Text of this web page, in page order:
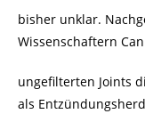
bisher unklar.
Wissenschaftern
ungefilterten Joints
als